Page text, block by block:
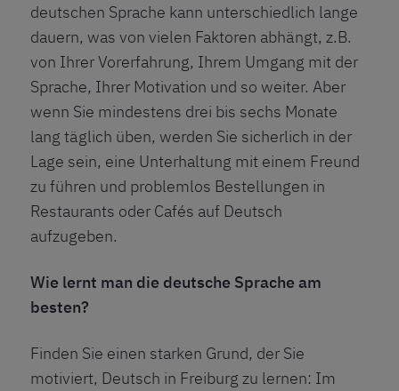
deutschen Sprache kann unterschiedlich lange
dauern, was von vielen Faktoren abhängt, z.B.
von Ihrer Vorerfahrung, Ihrem Umgang mit der
Sprache, Ihrer Motivation und so weiter. Aber
wenn Sie mindestens drei bis sechs Monate
lang täglich üben, werden Sie sicherlich in der
Lage sein, eine Unterhaltung mit einem Freund
zu führen und problemlos Bestellungen in
Restaurants oder Cafés auf Deutsch
aufzugeben.
Wie lernt man die deutsche Sprache am
besten?
Finden Sie einen starken Grund, der Sie
motiviert, Deutsch in Freiburg zu lernen: Im